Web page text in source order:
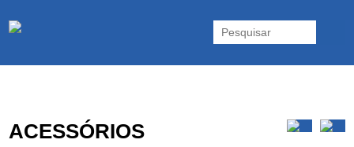
Inversores e acessórios. Portugal.
ACESSÓRIOS